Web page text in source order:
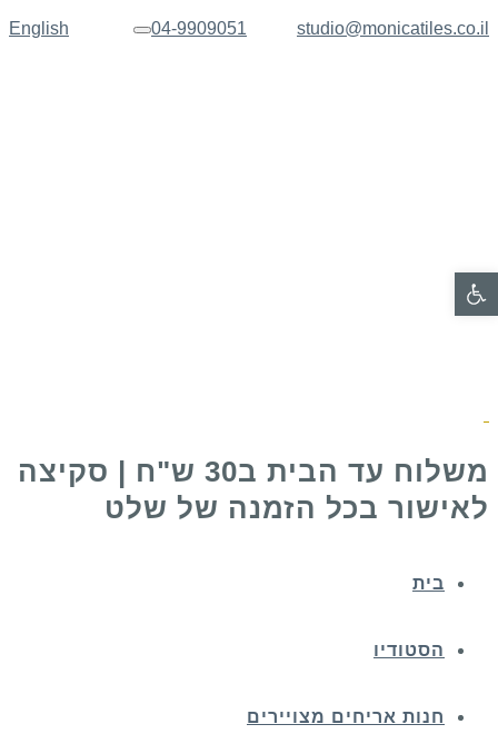
English studio@monicatiles.co.il
04-9909051 תפריט
משלוח עד הבית ב30 ש"ח | סקיצה
לאישור בכל הזמנה של שלט
בית
הסטודיו
חנות אריחים מצויירים
פתח סרגל נגישות